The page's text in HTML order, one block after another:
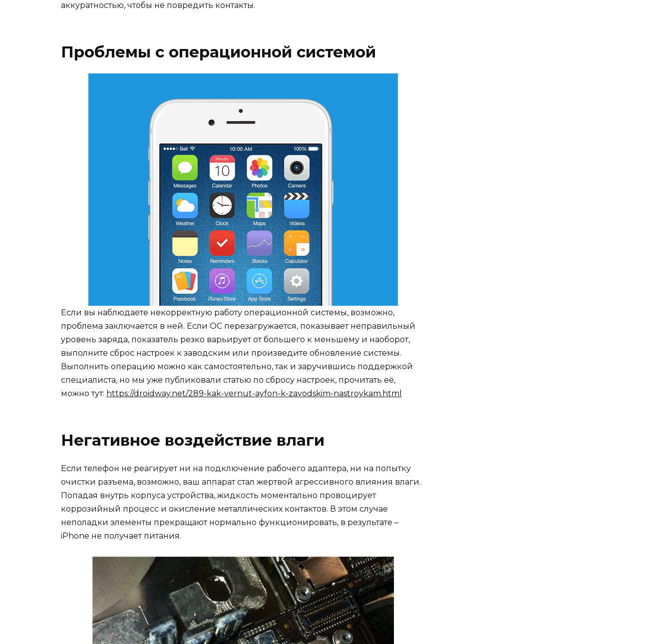
аккуратностью, чтобы не повредить контакты.
Проблемы с операционной системой
Если вы наблюдаете некорректную работу операционной системы, возможно,
проблема заключается в ней. Если ОС перезагружается, показывает неправильный
уровень заряда, показатель резко варьирует от большего к меньшему и наоборот,
выполните сброс настроек к заводским или произведите обновление системы.
Выполнить операцию можно как самостоятельно, так и заручившись поддержкой
специалиста, но мы уже публиковали статью по сбросу настроек, прочитать её,
можно тут: https://droidway.net/289-kak-vernut-ayfon-k-zavodskim-nastroykam.html
Негативное воздействие влаги
Если телефон не реагирует ни на подключение рабочего адаптера, ни на попытку
очистки разъема, возможно, ваш аппарат стал жертвой агрессивного влияния влаги.
Попадая внутрь корпуса устройства, жидкость моментально провоцирует
коррозийный процесс и окисление металлических контактов. В этом случае
неполадки элементы прекращают нормально функционировать, в результате –
iPhone не получает питания.